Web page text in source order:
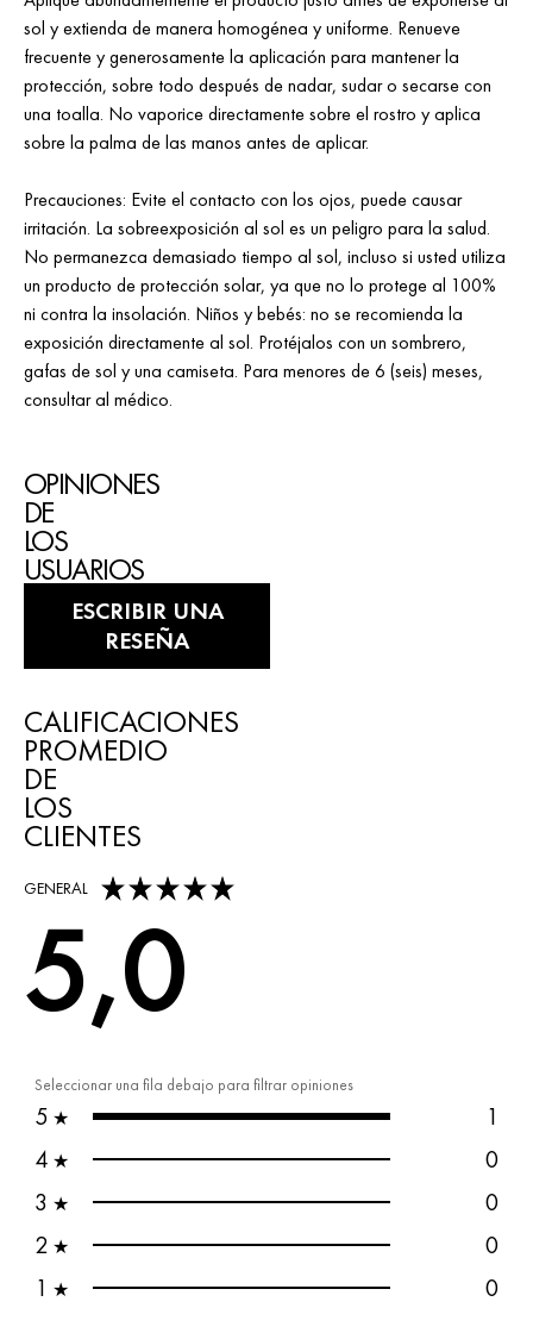
sol y extienda de manera homogénea y uniforme. Renueve
frecuente y generosamente la aplicación para mantener la
protección, sobre todo después de nadar, sudar o secarse con
una toalla. No vaporice directamente sobre el rostro y aplica
sobre la palma de las manos antes de aplicar.
Precauciones: Evite el contacto con los ojos, puede causar
irritación. La sobreexposición al sol es un peligro para la salud.
No permanezca demasiado tiempo al sol, incluso si usted utiliza
un producto de protección solar, ya que no lo protege al 100%
ni contra la insolación. Niños y bebés: no se recomienda la
exposición directamente al sol. Protéjalos con un sombrero,
gafas de sol y una camiseta. Para menores de 6 (seis) meses,
consultar al médico.
OPINIONES
DE
LOS
USUARIOS
ESCRIBIR UNA
RESEÑA
Seleccionar una fila debajo para filtrar opiniones
5 ★
1
4 ★
0
3 ★
0
2 ★
0
1 ★ 0
CALIFICACIONES
PROMEDIO
DE
LOS
CLIENTES
GENERAL
5,0 out of 5 stars
5,0